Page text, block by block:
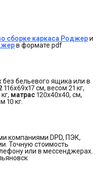
сборке каркаса Роджери
в формате pdf
без бельевого ящика или в
116х69х17 см, весом 21 кг,
матрас120х40х40, см,
10 кг.
компаниями DPD, ПЭК,
Точную стоимость
или в мессенджерах.